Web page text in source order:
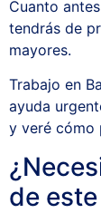
Cuanto
tendrás de
mayores.
Trabajo en
ayuda
y veré cómo
de